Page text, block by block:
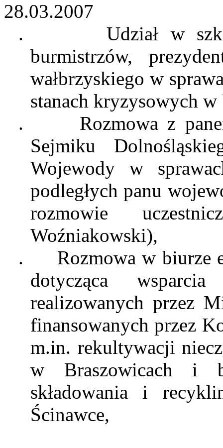
28.03.2007
.
Udział w
burmistrzów,
wałbrzyskiego w
stanach kryzysowych
.
Rozmowa z
Sejmiku
Wojewody w
podległych panu
rozmowie
Woźniakowski),
.
Rozmowa w biurze
dotycząca
realizowanych przez
finansowanych przez
m.in. rekultywacji
w Braszowicach i
składowania i
Ścinawce,